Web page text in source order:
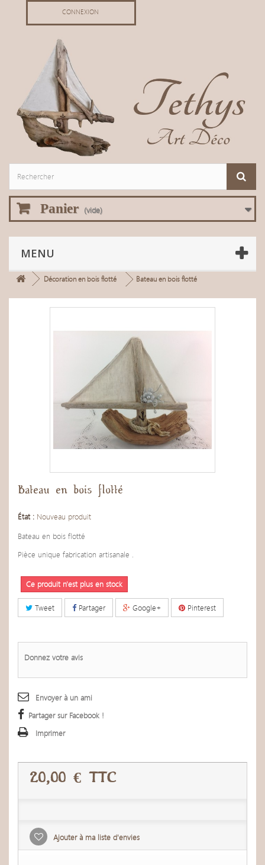
CONNEXION
Panier (vide)
MENU
Décoration en bois flotté Bateau en bois flotté
Bateau en bois flotté
État : Nouveau produit
Bateau en bois flotté
Pièce unique fabrication artisanale .
Ce produit n'est plus en stock
Tweet Partager Google+ Pinterest
Donnez votre avis
Envoyer à un ami
Partager sur Facebook !
Imprimer
20,00 € TTC
Ajouter à ma liste d'envies